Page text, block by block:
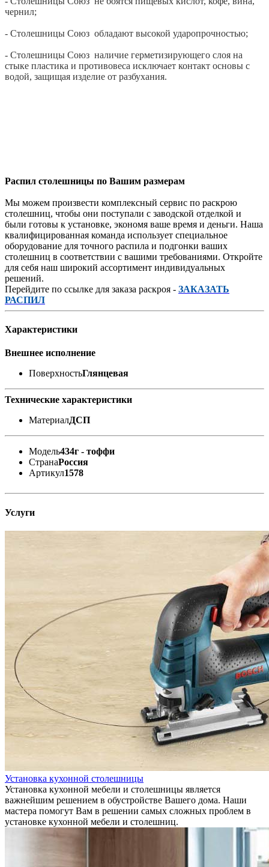
чернил;
- Столешницы Союз обладают высокой ударопрочностью;
- Столешницы Союз наличие герметизирующего слоя на
стыке пластика и противовеса исключает контакт основы с
водой, защищая изделие от разбухания.
Распил столешницы по Вашим размерам
Мы можем произвести комплексный сервис по раскрою
столешниц, чтобы они поступали с заводской отделкой и
были готовы к установке, экономя ваше время и деньги. Наша
квалифицированная команда использует специальное
оборудование для точного распила и подгонки ваших
столешниц в соответствии с вашими требованиями. Откройте
для себя наш широкий ассортимент индивидуальных
решений.
Перейдите по ссылке для заказа раскроя - ЗАКАЗАТЬ
РАСПИЛ
Характеристики
Внешнее исполнение
ПоверхностьГлянцевая
Технические характеристики
МатериалДСП
Модель434г - тоффи
СтранаРоссия
Артикул1578
Услуги
Установка кухонной столешницы
Установка кухонной мебели и столешницы является
важнейшим решением в обустройстве Вашего дома. Наши
мастера помогут Вам в решении самых сложных проблем в
установке кухонной мебели и столешниц.